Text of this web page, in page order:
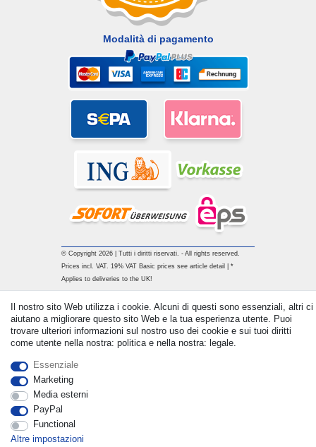
Modalità di pagamento
© Copyright 2026 | Tutti i diritti riservati. - All rights reserved.
Prices incl. VAT. 19% VAT Basic prices see article detail | *
Applies to deliveries to the UK!
Il nostro sito Web utilizza i cookie. Alcuni di questi sono essenziali, altri ci
aiutano a migliorare questo sito Web e la tua esperienza utente. Puoi
trovare ulteriori informazioni sul nostro uso dei cookie e sui tuoi diritti
come utente nella nostra: politica e nella nostra: legale.
Essenziale
Marketing
Media esterni
PayPal
Functional
Altre impostazioni
Withdraw from contract here Contatto